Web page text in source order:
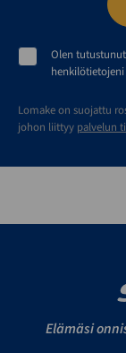
Olen tutustunut
Lomake on suojattu
johon liittyy palvelun
Elämäsi